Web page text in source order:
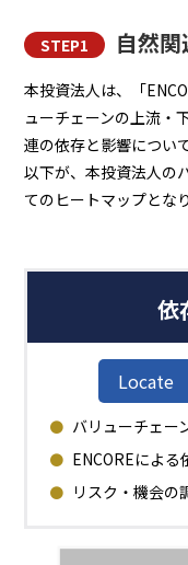
STEP1 自然
本投資法人は、「
ューチェーンの上流・
連の依存と影響につい
以下が、本投資法人の
てのヒートマップとな
依
Locate
バリューチェー
ENCOREによ
リスク・機会の